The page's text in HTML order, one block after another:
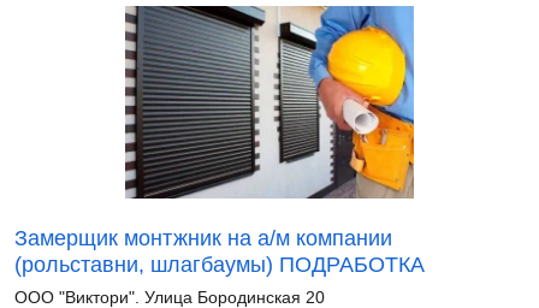
Замерщик монтжник на а/м компании
(рольставни, шлагбаумы) ПОДРАБОТКА
ООО "Виктори". Улица Бородинская 20